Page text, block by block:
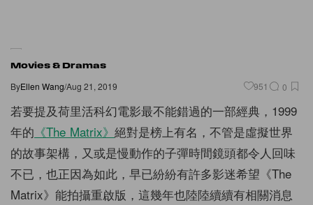
Movies & Dramas
ByEllen Wang/Aug 21, 2019 951 0
若要提及荷里活科幻電影最不能錯過的一部經典，1999
年的 《The Matrix》 絕對是榜上有名，不管是虛擬世界
的故事架構，又或是慢動作的子彈時間鏡頭都令人回味
不已，也正因為如此，早已紛紛有許多影迷希望《The
Matrix》能拍攝重啟版，這幾年也陸陸續續有相關消息